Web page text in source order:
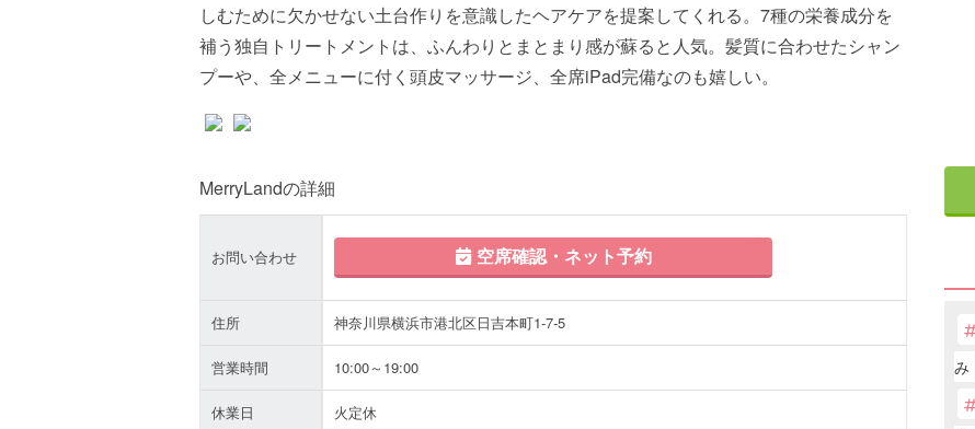
しむために欠かせない土台作りを意識したヘアケアを提案してくれる。7種の栄養成分を
補う独自トリートメントは、ふんわりとまとまり感が蘇ると人気。髪質に合わせたシャン
プーや、全メニューに付く頭皮マッサージ、全席iPad完備なのも嬉しい。
MerryLandの詳細
お問い合わせ 空席確認・ネット予約
住所 神奈川県横浜市港北区日吉本町1-7-5
営業時間 10:00～19:00
休業日 火定休
み